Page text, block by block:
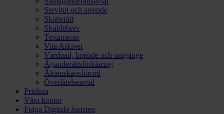
Servitut och arrende
Skatterätt
Skuldebrev
Testamente
Vita Arkivet
Vårdnad, boende och umgänge
Äganderättsförklaring
Äktenskapsförord
Överlåtelseavtal
Prislista
Våra kontor
Fråga Digitala Juristen